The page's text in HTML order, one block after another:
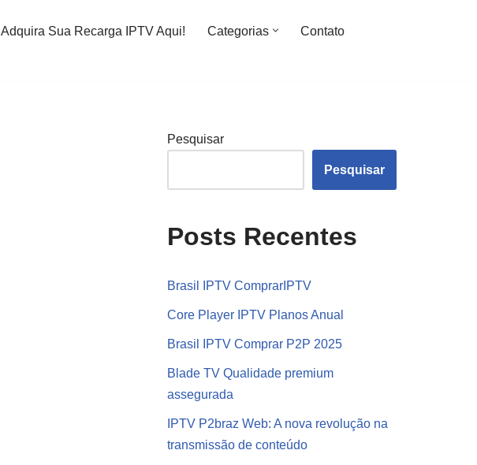
Adquira Sua Recarga IPTV Aqui! Categorias
Contato
Pesquisar
Pesquisar
Posts Recentes
Brasil IPTV ComprarIPTV
Core Player IPTV Planos Anual
Brasil IPTV Comprar P2P 2025
Blade TV Qualidade premium
assegurada
IPTV P2braz Web: A nova revolução na
transmissão de conteúdo